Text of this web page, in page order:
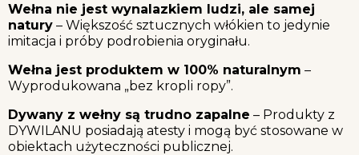
Wełna nie jest wynalazkiem ludzi, ale samej
natury – Większość sztucznych włókien to jedynie
imitacja i próby podrobienia oryginału.
Wełna jest produktem w 100% naturalnym –
Wyprodukowana „bez kropli ropy”.
Dywany z wełny są trudno zapalne – Produkty z
DYWILANU posiadają atesty i mogą być stosowane w
obiektach użyteczności publicznej.